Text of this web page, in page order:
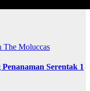
The Moluccas
Serentak 1